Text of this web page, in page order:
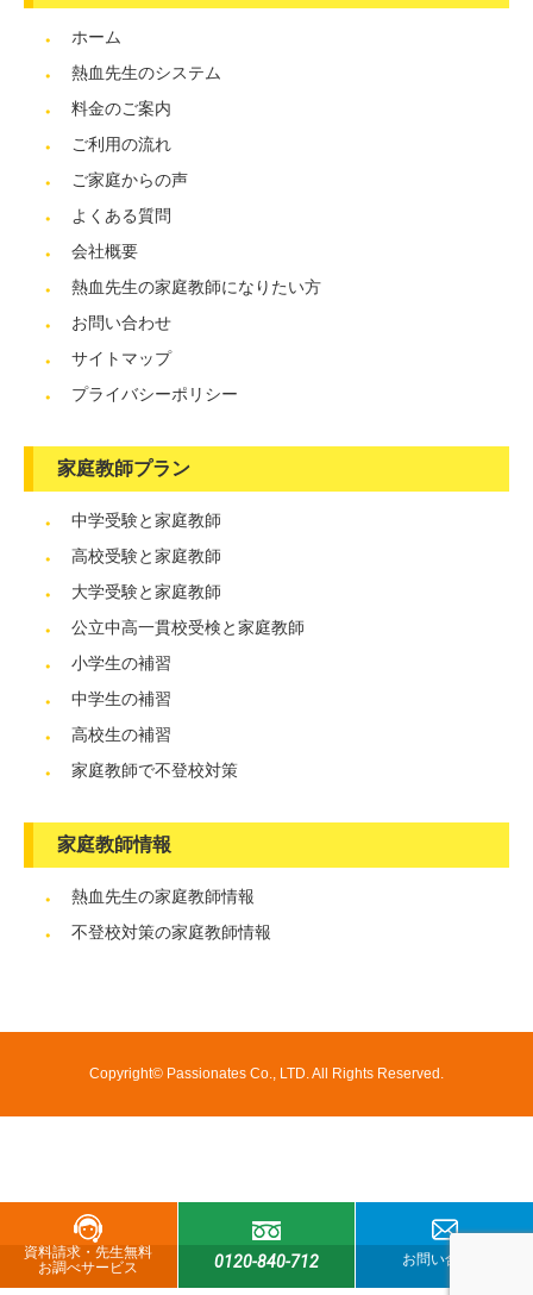
ホーム
熱血先生のシステム
料金のご案内
ご利用の流れ
ご家庭からの声
よくある質問
会社概要
熱血先生の家庭教師になりたい方
お問い合わせ
サイトマップ
プライバシーポリシー
家庭教師プラン
中学受験と家庭教師
高校受験と家庭教師
大学受験と家庭教師
公立中高一貫校受検と家庭教師
小学生の補習
中学生の補習
高校生の補習
家庭教師で不登校対策
家庭教師情報
熱血先生の家庭教師情報
不登校対策の家庭教師情報
Copyright© Passionates Co., LTD. All Rights Reserved.
資料請求・先生無料
お調べサービス
0120-840-712 お問い合わせ